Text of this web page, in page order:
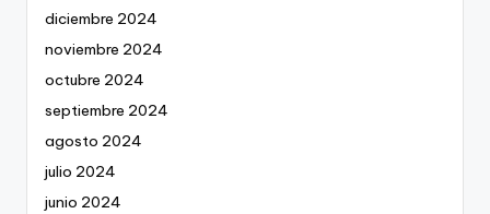
diciembre 2024
noviembre 2024
octubre 2024
septiembre 2024
agosto 2024
julio 2024
junio 2024